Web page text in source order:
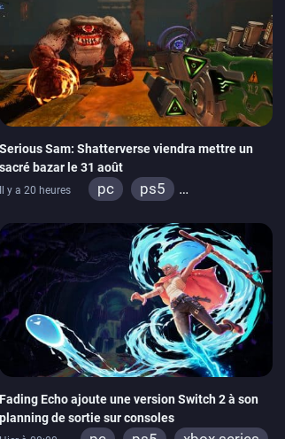
xbox one
switch 2
Serious Sam: Shatterverse viendra mettre un
sacré bazar le 31 août
Il y a 20 heures pc
ps5
Fading Echo ajoute une version Switch 2 à son
planning de sortie sur consoles